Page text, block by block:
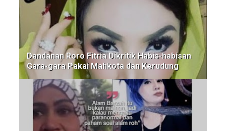
Dandanan Roro Fitria Dikritik Habis-habisan
Gara-gara Pakai Mahkota dan Kerudung